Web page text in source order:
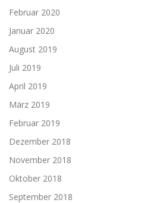
Februar 2020
Januar 2020
August 2019
Juli 2019
April 2019
März 2019
Februar 2019
Dezember 2018
November 2018
Oktober 2018
September 2018